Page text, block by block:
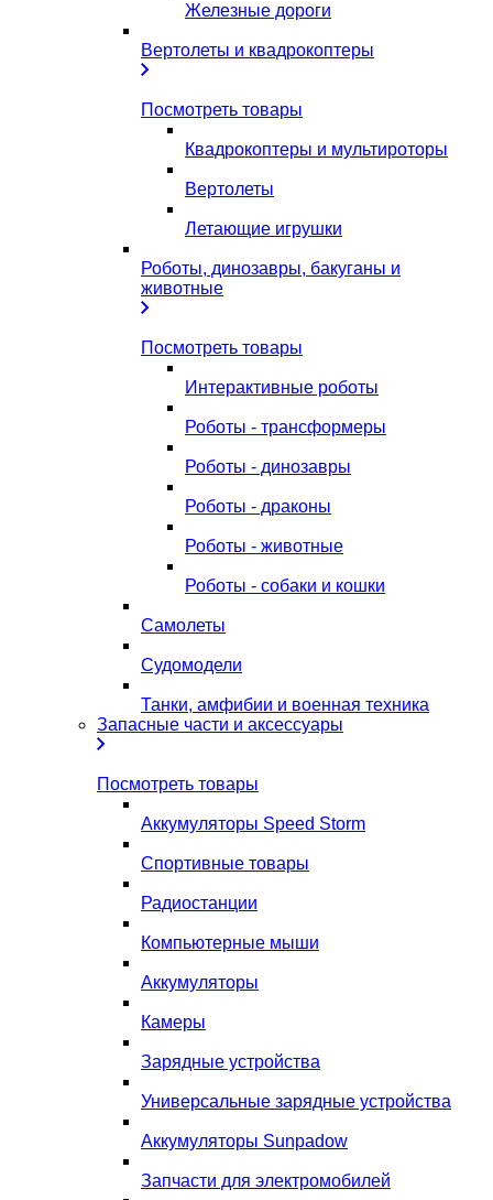
Железные дороги
Вертолеты и квадрокоптеры
Посмотреть товары
Квадрокоптеры и мультироторы
Вертолеты
Летающие игрушки
Роботы, динозавры, бакуганы и
животные
Посмотреть товары
Интерактивные роботы
Роботы - трансформеры
Роботы - динозавры
Роботы - драконы
Роботы - животные
Роботы - собаки и кошки
Самолеты
Судомодели
Танки, амфибии и военная техника
Запасные части и аксессуары
Посмотреть товары
Аккумуляторы Speed Storm
Спортивные товары
Радиостанции
Компьютерные мыши
Аккумуляторы
Камеры
Зарядные устройства
Универсальные зарядные устройства
Аккумуляторы Sunpadow
Запчасти для электромобилей